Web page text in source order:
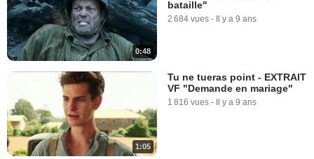
0:48
bataille"
2 684 vues - Il y a 9 ans
1:05
Tu ne tueras point - EXTRAIT
VF "Demande en mariage"
1 816 vues - Il y a 9 ans